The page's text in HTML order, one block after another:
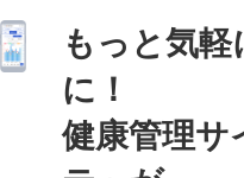
もっと気軽
に！
健康管理サ